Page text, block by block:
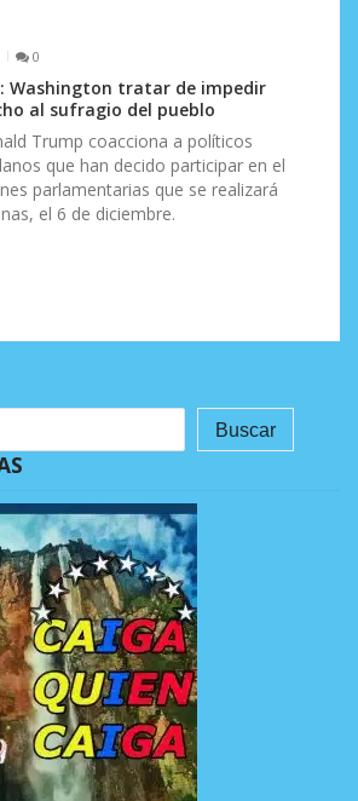
0
Washington tratar de impedir
al sufragio del pueblo
Trump coacciona a políticos
que han decido participar en el
parlamentarias que se realizará
el 6 de diciembre.
Buscar